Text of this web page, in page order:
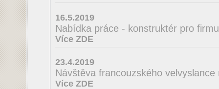
16.5.2019
Nabídka práce - konstruktér pro
Více ZDE
23.4.2019
Návštěva francouzského velvyslance
Více ZDE